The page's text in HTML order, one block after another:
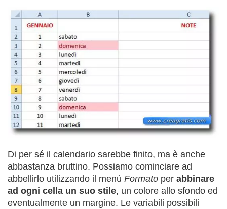
Di per sé il calendario sarebbe finito, ma è anche
abbastanza bruttino. Possiamo cominciare ad
abbellirlo utilizzando il menù Formato per abbinare
ad ogni cella un suo stile, un colore allo sfondo ed
eventualmente un margine. Le variabili possibili